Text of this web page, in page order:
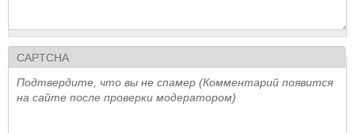
CAPTCHA
Подтвердите, что вы не спамер (Комментарий появится
на сайте после проверки модератором)